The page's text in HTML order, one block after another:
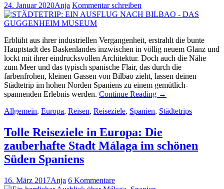
24. Januar 2020Anja Kommentar schreiben
Erblüht aus ihrer industriellen Vergangenheit, erstrahlt die bunte
Hauptstadt des Baskenlandes inzwischen in völlig neuem Glanz und
lockt mit ihrer eindrucksvollen Architektur. Doch auch die Nähe
zum Meer und das typisch spanische Flair, das durch die
farbenfrohen, kleinen Gassen von Bilbao zieht, lassen deinen
Städtetrip im hohen Norden Spaniens zu einem gemütlich-
spannenden Erlebnis werden. Continue Reading →
Allgemein, Europa, Reisen, Reiseziele, Spanien, Städtetrips
Tolle Reiseziele in Europa: Die
zauberhafte Stadt Málaga im schönen
Süden Spaniens
16. März 2017Anja 6 Kommentare